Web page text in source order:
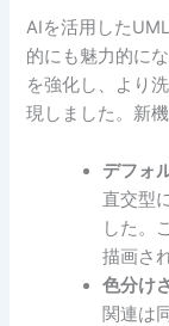
AIを活用した
的にも魅力的に
を強化し、より
現しました。新
デフォ
直交型
した。
描画さ
色分け
関連は